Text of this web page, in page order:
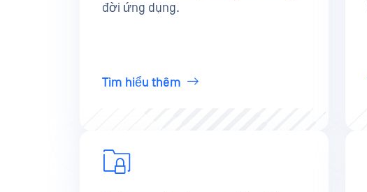
đời ứng dụng.
Tìm hiểu thêm